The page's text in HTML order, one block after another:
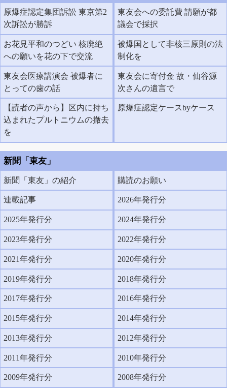
原爆症認定集団訴訟 東京第2
次訴訟が勝訴
東友会への委託費 請願が都
議会で採択
お花見平和のつどい 核廃絶
への願いを花の下で交流
被爆国として非核三原則の法
制化を
東友会医療講演会 被爆者に
とっての歯の話
東友会に寄付金 故・仙谷源
次さんの遺言で
【読者の声から】区内に持ち
込まれたプルトニウムの撤去
を
原爆症認定ケースbyケース
新聞「東友」
新聞「東友」の紹介 購読のお願い
連載記事 2026年発行分
2025年発行分 2024年発行分
2023年発行分 2022年発行分
2021年発行分 2020年発行分
2019年発行分 2018年発行分
2017年発行分 2016年発行分
2015年発行分 2014年発行分
2013年発行分 2012年発行分
2011年発行分 2010年発行分
2009年発行分 2008年発行分